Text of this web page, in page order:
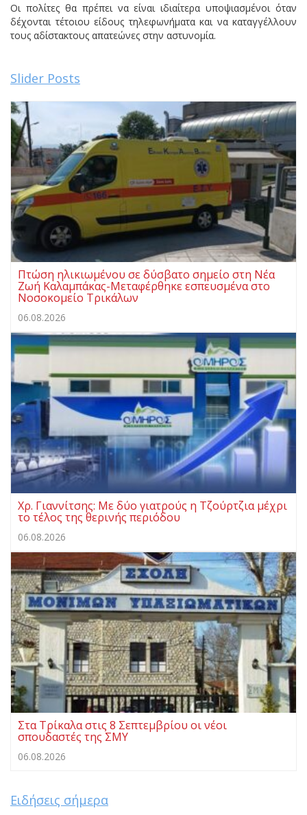
Οι πολίτες θα πρέπει να είναι ιδιαίτερα υποψιασμένοι όταν
δέχονται τέτοιου είδους τηλεφωνήματα και να καταγγέλλουν
τους αδίστακτους απατεώνες στην αστυνομία.
Slider Posts
Πτώση ηλικιωμένου σε δύσβατο σημείο στη Νέα
Ζωή Καλαμπάκας-Μεταφέρθηκε εσπευσμένα στο
Νοσοκομείο Τρικάλων
06.08.2026
Χρ. Γιαννίτσης: Με δύο γιατρούς η Τζούρτζια μέχρι
το τέλος της θερινής περιόδου
06.08.2026
Στα Τρίκαλα στις 8 Σεπτεμβρίου οι νέοι
σπουδαστές της ΣΜΥ
06.08.2026
Ειδήσεις σήμερα